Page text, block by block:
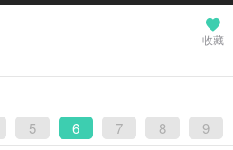
收藏
5 6 7 8 9